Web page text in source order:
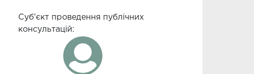
Суб’єкт проведення публічних
консультацій: